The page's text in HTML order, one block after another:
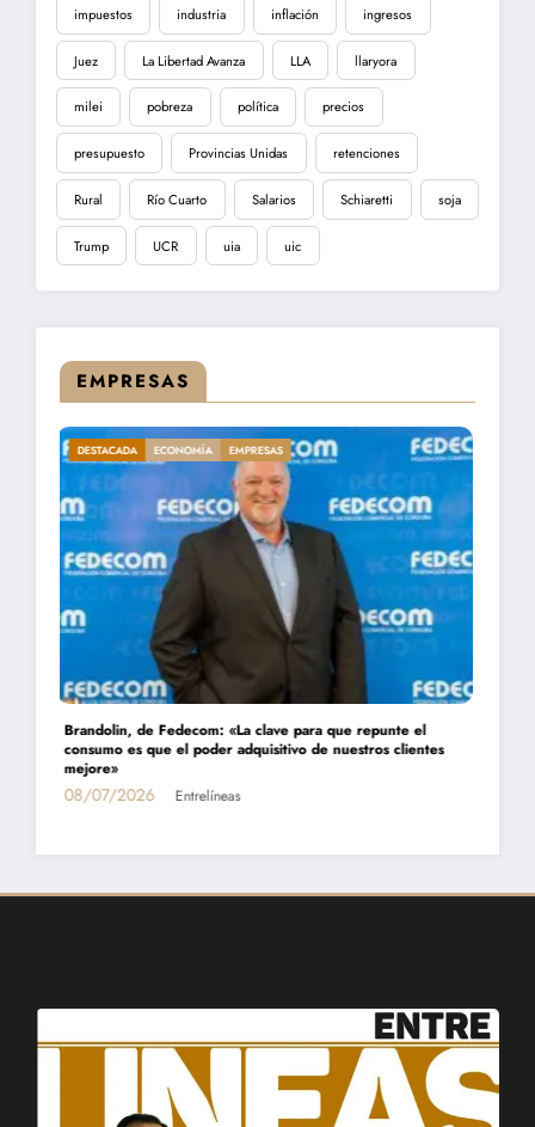
impuestos industria inflación ingresos
Juez La Libertad Avanza LLA llaryora
milei pobreza política precios
presupuesto Provincias Unidas retenciones
Rural Río Cuarto Salarios Schiaretti soja
Trump UCR uia uic
EMPRESAS
DESTACADA ECONOMÍA EMPRESAS
Daniel Montamat: «Todavía pagamos el costo del populismo
energético con los cortes de gas»
01/07/2026 Entrelíneas